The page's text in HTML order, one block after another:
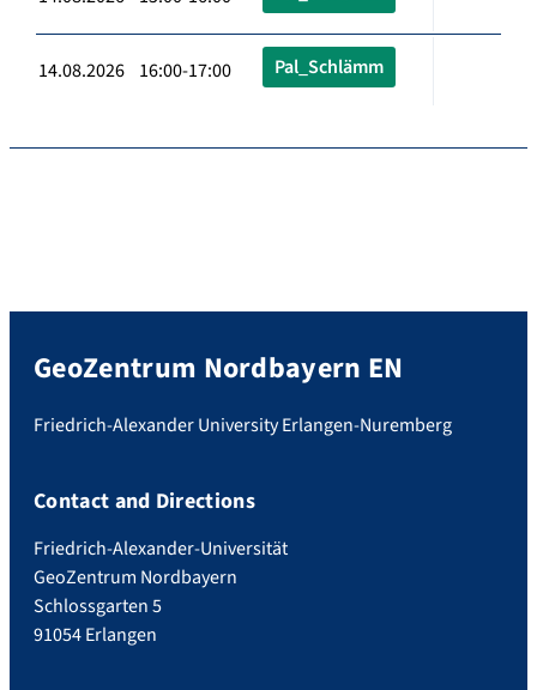
14.08.2026 16:00-17:00 Pal_Schlämm
GeoZentrum Nordbayern EN
Friedrich-Alexander University Erlangen-Nuremberg
Contact and Directions
Friedrich-Alexander-Universität
GeoZentrum Nordbayern
Schlossgarten 5
91054 Erlangen